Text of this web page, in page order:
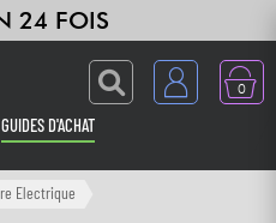
24 FOIS
0
GUIDES D'ACHAT
Electrique